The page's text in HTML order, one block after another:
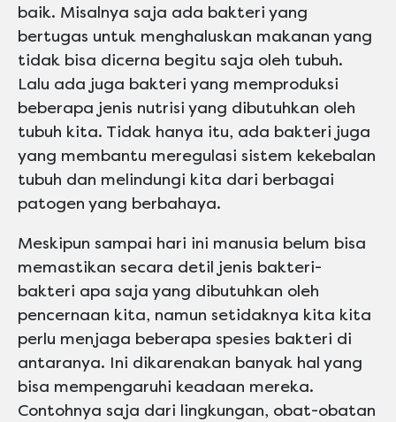
baik. Misalnya saja ada bakteri yang
bertugas untuk menghaluskan makanan yang
tidak bisa dicerna begitu saja oleh tubuh.
Lalu ada juga bakteri yang memproduksi
beberapa jenis nutrisi yang dibutuhkan oleh
tubuh kita. Tidak hanya itu, ada bakteri juga
yang membantu meregulasi sistem kekebalan
tubuh dan melindungi kita dari berbagai
patogen yang berbahaya.
Meskipun sampai hari ini manusia belum bisa
memastikan secara detil jenis bakteri-
bakteri apa saja yang dibutuhkan oleh
pencernaan kita, namun setidaknya kita kita
perlu menjaga beberapa spesies bakteri di
antaranya. Ini dikarenakan banyak hal yang
bisa mempengaruhi keadaan mereka.
Contohnya saja dari lingkungan, obat-obatan